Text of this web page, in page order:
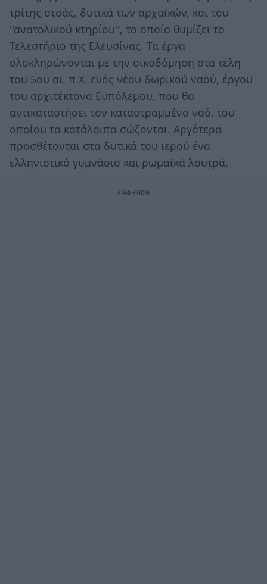
τρίτης στοάς, δυτικά των αρχαϊκών, και του
''ανατολικού κτηρίου'', το οποίο θυμίζει το
Τελεστήριο της Ελευσίνας. Τα έργα
ολοκληρώνονται με την οικοδόμηση στα τέλη
του 5ου αι. π.Χ. ενός νέου δωρικού ναού, έργου
του αρχιτέκτονα Ευπόλεμου, που θα
αντικαταστήσει τον καταστραμμένο ναό, του
οποίου τα κατάλοιπα σώζονται. Αργότερα
προσθέτονται στα δυτικά του ιερού ένα
ελληνιστικό γυμνάσιο και ρωμαϊκά λουτρά.